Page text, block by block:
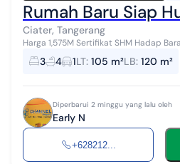
Rumah Baru Siap
Ciater, Tangerang
Harga 1,575M Sertifikat SHM Hadap
Boulevard dekat jogging track Lokasi Strategis Dekat Tol BSD,
Bintaro, TB Simatupa...
3 4 1LT: 105 m²LB: 120 m²
Diperbarui 2 minggu yang lalu oleh
Early N
+628212...